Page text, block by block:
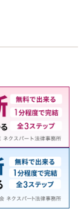
可